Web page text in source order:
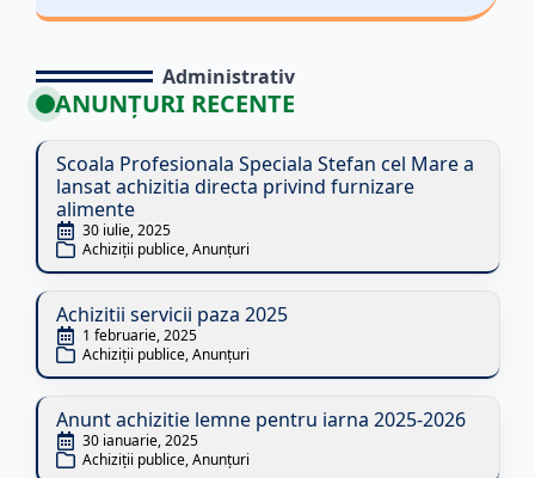
Administrativ
ANUNȚURI RECENTE
Scoala Profesionala Speciala Stefan cel Mare a
lansat achizitia directa privind furnizare
alimente
30 iulie, 2025
Achiziții publice Anunțuri
Achizitii servicii paza 2025
1 februarie, 2025
Achiziții publice Anunțuri
Anunt achizitie lemne pentru iarna 2025-2026
30 ianuarie, 2025
Achiziții publice Anunțuri